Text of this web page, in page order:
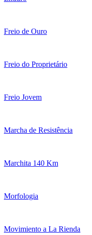
Freio de Ouro
Freio do Proprietário
Freio Jovem
Marcha de Resistência
Marchita 140 Km
Morfologia
Movimiento a La Rienda